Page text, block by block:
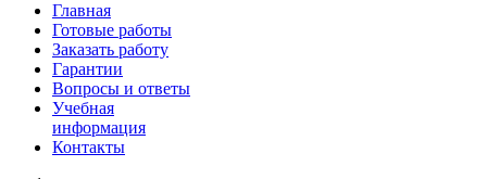
Главная
Готовые работы
Заказать работу
Гарантии
Вопросы и ответы
Учебная
информация
Контакты